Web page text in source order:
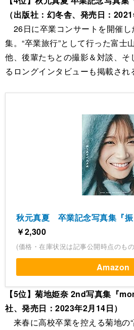
（出版社：幻冬舎、発売日：2021
26日に卒業コンサートを開催
集。“卒業旅行”として行った富士
他、後輩たちとの撮影＆対談、そ
るロングインタビューも掲載され
秋元真夏 卒業記念写真集『振
￥2,300
(価格・在庫状況は記事公開時点のも
Amazon
【5位】菊地姫奈 2nd写真集『
社、発売日：2023年2月14日）
来春に高校卒業を控える菊地の“